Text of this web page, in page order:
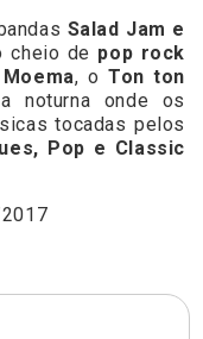
Salad Jam e
cheio de pop rock
Moema, o Ton ton
noturna onde os
tocadas pelos
Pop e Classic